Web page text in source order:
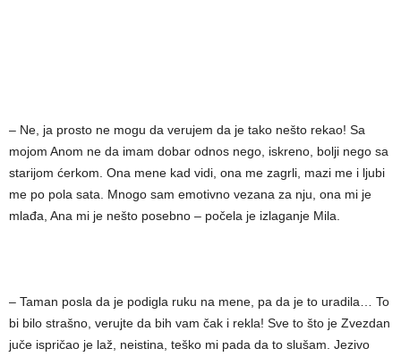
– Ne, ja prosto ne mogu da verujem da je tako nešto rekao! Sa
mojom Anom ne da imam dobar odnos nego, iskreno, bolji nego sa
starijom ćerkom. Ona mene kad vidi, ona me zagrli, mazi me i ljubi
me po pola sata. Mnogo sam emotivno vezana za nju, ona mi je
mlađa, Ana mi je nešto posebno – počela je izlaganje Mila.
– Taman posla da je podigla ruku na mene, pa da je to uradila… To
bi bilo strašno, verujte da bih vam čak i rekla! Sve to što je Zvezdan
juče ispričao je laž, neistina, teško mi pada da to slušam. Jezivo